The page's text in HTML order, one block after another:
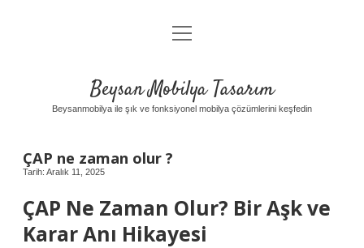
Anasayfa
Yasal Uyarı
menüyü
aç
Beysan Mobilya Tasarım
Beysanmobilya ile şık ve fonksiyonel mobilya çözümlerini keşfedin
ÇAP ne zaman olur ?
Tarih: Aralık 11, 2025
ÇAP Ne Zaman Olur? Bir Aşk ve
Karar Anı Hikayesi